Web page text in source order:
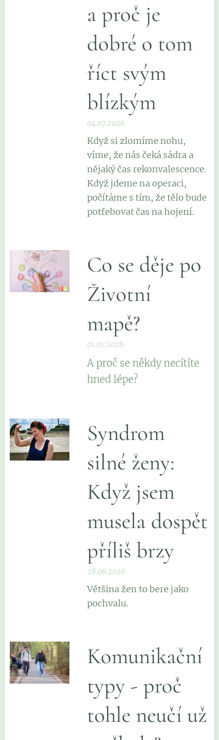
a proč je
dobré o tom
říct svým
blízkým
04.07.2026
Když si zlomíme nohu,
víme, že nás čeká sádra a
nějaký čas rekonvalescence.
Když jdeme na operaci,
počítáme s tím, že tělo bude
potřebovat čas na hojení.
Co se děje po
Životní
mapě?
01.07.2026
A proč se někdy necítíte
hned lépe?
Syndrom
silné ženy:
Když jsem
musela dospět
příliš brzy
28.06.2026
Většina žen to bere jako
pochvalu.
Komunikační
typy - proč
tohle neučí už